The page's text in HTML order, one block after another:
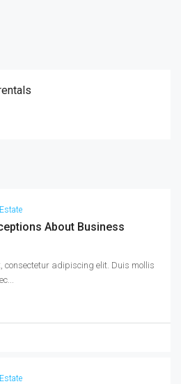
About Business
consectetur adipiscing elit. Duis mollis